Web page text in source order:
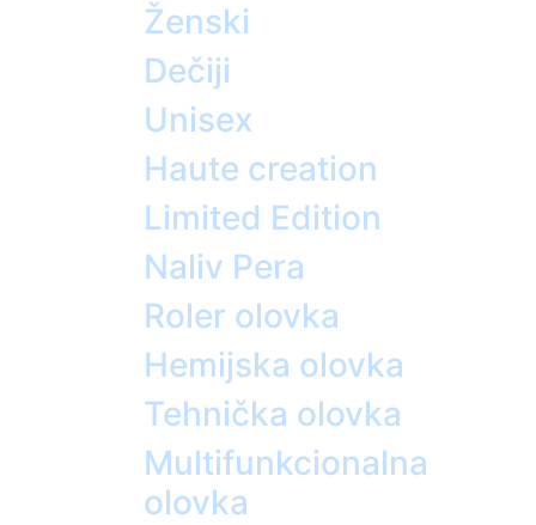
Ženski
Dečiji
Unisex
Haute creation
Limited Edition
Naliv Pera
Roler olovka
Hemijska olovka
Tehnička olovka
Multifunkcionalna
olovka